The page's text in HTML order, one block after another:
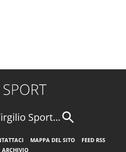
Sport...
MAPPA DEL SITO
FEED RSS
ARCHIVIO